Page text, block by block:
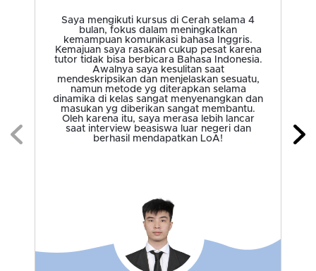
Saya mengikuti kursus di Cerah selama 4
bulan, fokus dalam meningkatkan
kemampuan komunikasi bahasa Inggris.
Kemajuan saya rasakan cukup pesat karena
tutor tidak bisa berbicara Bahasa Indonesia.
Awalnya saya kesulitan saat
mendeskripsikan dan menjelaskan sesuatu,
namun metode yg diterapkan selama
dinamika di kelas sangat menyenangkan dan
masukan yg diberikan sangat membantu.
Oleh karena itu, saya merasa lebih lancar
saat interview beasiswa luar negeri dan
berhasil mendapatkan LoA!